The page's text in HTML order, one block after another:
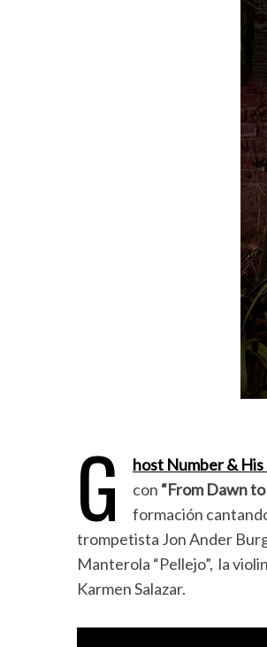
G host Number &
con “From Dawn
formación
trompetista Jon Ander
Manterola “Pellejo”, la
Karmen Salazar.